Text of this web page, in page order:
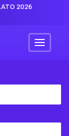
2026
Menu